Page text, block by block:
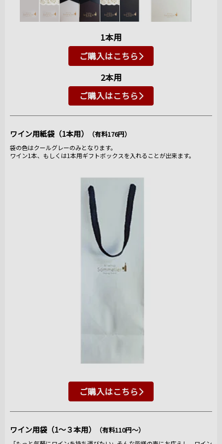
1本用
ご購入はこちら
2本用
ご購入はこちら
ワイン用紙袋（1本用） （有料176円）
袋の色はクールグレーのみとなります。
ワイン1本、もしくは1本用ギフトボックスを入れることが出来ます。
ご購入はこちら
ワイン用袋（1～３本用） （有料110円～）